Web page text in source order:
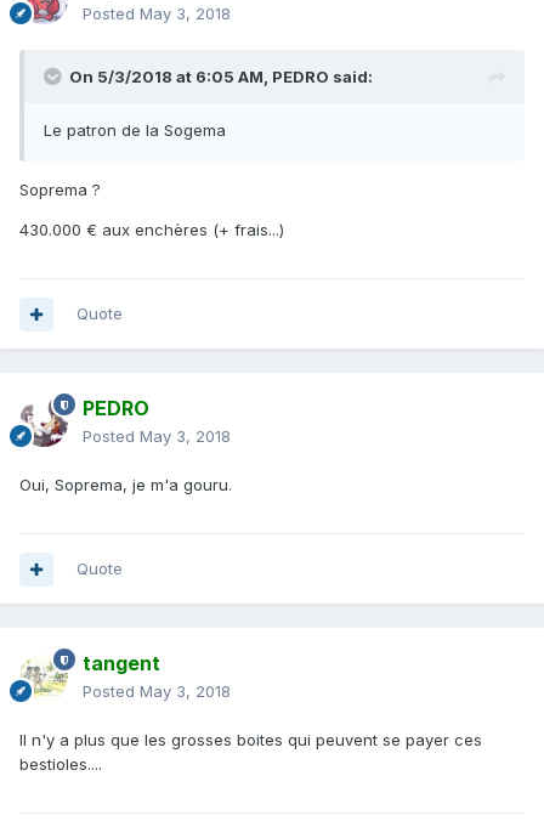
Posted May 3, 2018
On 5/3/2018 at 6:05 AM, PEDRO said:
Le patron de la Sogema
Soprema ?
430.000 € aux enchères (+ frais...)
Quote
PEDRO
Posted May 3, 2018
Oui, Soprema, je m'a gouru.
Quote
tangent
Posted May 3, 2018
Il n'y a plus que les grosses boites qui peuvent se payer ces
bestioles....